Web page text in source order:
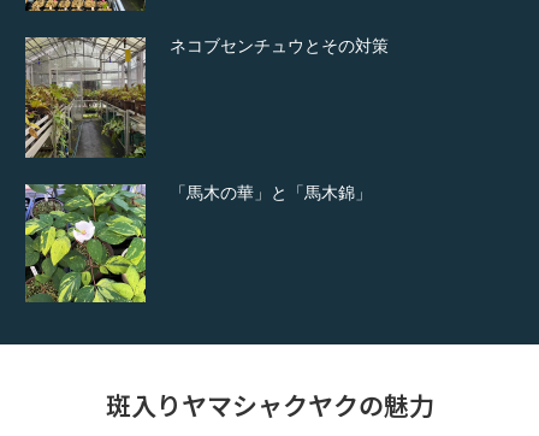
ネコブセンチュウとその対策
「馬木の華」と「馬木錦」
斑入りヤマシャクヤクの魅力